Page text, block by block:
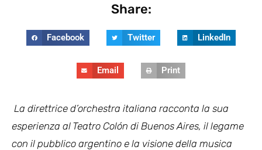
Share:
Facebook Twitter LinkedIn
Email Print
La direttrice d’orchestra italiana racconta la sua
esperienza al Teatro Colón di Buenos Aires, il legame
con il pubblico argentino e la visione della musica